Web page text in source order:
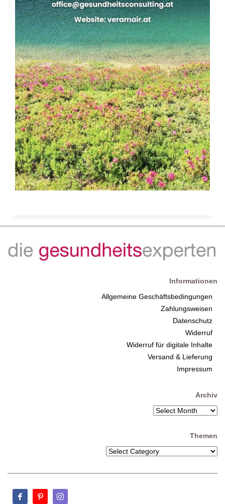
Informationen
Allgemeine Geschäftsbedingungen
Zahlungsweisen
Datenschutz
Widerruf
Widerruf für digitale Inhalte
Versand & Lieferung
Impressum
Archiv
Themen